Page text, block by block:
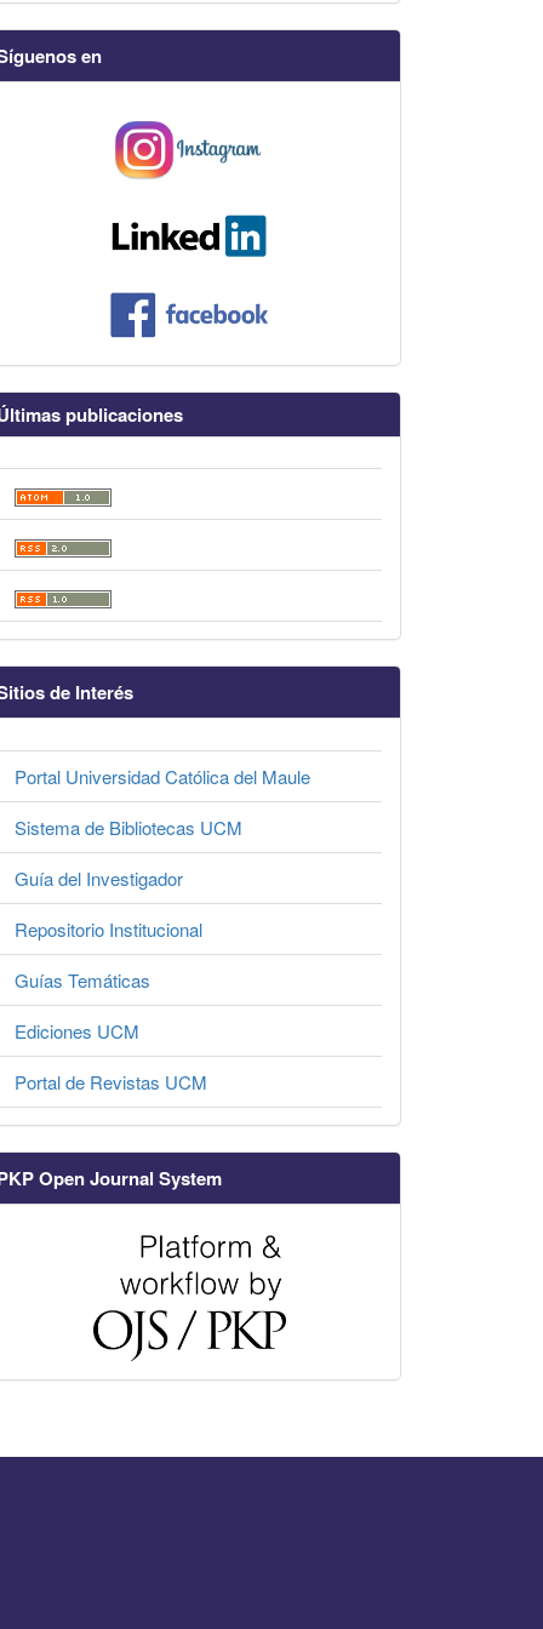
en
publicaciones
de Interés
Portal Universidad Católica del Maule
Sistema de Bibliotecas UCM
Guía del Investigador
Repositorio Institucional
Guías Temáticas
Ediciones UCM
Portal de Revistas UCM
Open Journal System